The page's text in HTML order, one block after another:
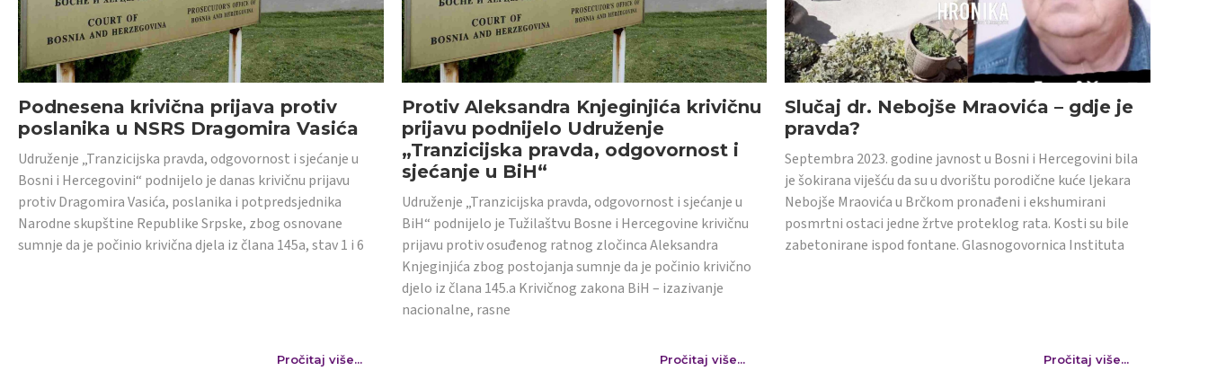
Podnesena krivična prijava protiv
poslanika u NSRS Dragomira Vasića
Udruženje „Tranzicijska pravda, odgovornost i sjećanje u
Bosni i Hercegovini“ podnijelo je danas krivičnu prijavu
protiv Dragomira Vasića, poslanika i potpredsjednika
Narodne skupštine Republike Srpske, zbog osnovane
sumnje da je počinio krivična djela iz člana 145a, stav 1 i 6
Pročitaj više...
Protiv Aleksandra Knjeginjića krivičnu
prijavu podnijelo Udruženje
„Tranzicijska pravda, odgovornost i
sjećanje u BiH“
Udruženje „Tranzicijska pravda, odgovornost i sjećanje u
BiH“ podnijelo je Tužilaštvu Bosne i Hercegovine krivičnu
prijavu protiv osuđenog ratnog zločinca Aleksandra
Knjeginjića zbog postojanja sumnje da je počinio krivično
djelo iz člana 145.a Krivičnog zakona BiH – izazivanje
nacionalne, rasne
Pročitaj više...
Slučaj dr. Nebojše Mraovića – gdje je
pravda?
Septembra 2023. godine javnost u Bosni i Hercegovini bila
je šokirana viješću da su u dvorištu porodične kuće ljekara
Nebojše Mraovića u Brčkom pronađeni i ekshumirani
posmrtni ostaci jedne žrtve proteklog rata. Kosti su bile
zabetonirane ispod fontane. Glasnogovornica Instituta
Pročitaj više...